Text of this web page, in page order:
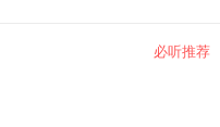
必听推荐